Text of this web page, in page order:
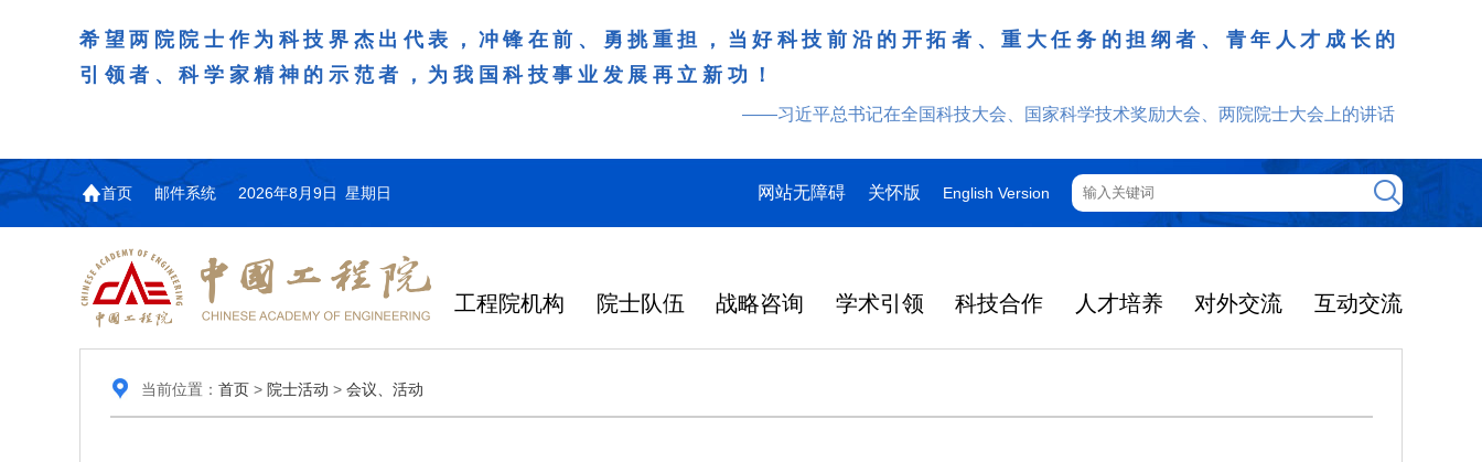
希望两院院士作为科技界杰出代表，冲锋在前、勇挑重担，当好科技前沿的开拓者、重大任务的担纲者、青年人才成长的
引领者、科学家精神的示范者，为我国科技事业发展再立新功！
——习近平总书记在全国科技大会、国家科学技术奖励大会、两院院士大会上的讲话
首页 邮件系统 2026年8月9日 星期日 网站无障碍 关怀版 English Version
工程院机构 院士队伍 战略咨询 学术引领 科技合作 人才培养 对外交流 互动交流
当前位置： 首页> 院士活动 > 会议、活动